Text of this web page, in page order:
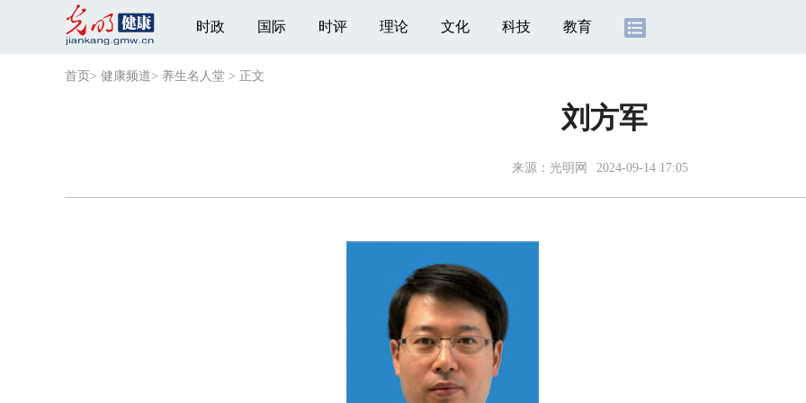
时政 国际 时评 理论 文化 科技 教育
首页 > 健康频道> 养生名人堂 > 正文
刘方军
来源：光明网 2024-09-14 17:05